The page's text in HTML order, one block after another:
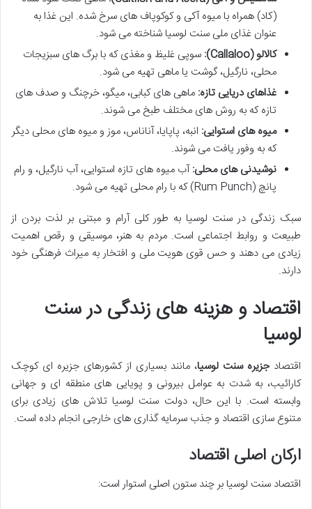
(کاد) همراه با میوه آکی و کوکوپاف های سرخ شده. این غذا به
عنوان غذای ملی سنت لوسیا شناخته می شود.
کالالو (Callaloo):
سوپی غلیظ و مغذی که با برگ های سبزیجات
محلی، نارگیل، گوشت یا ماهی تهیه می شود.
غذاهای دریایی تازه: ماهی های کبابی، میگو، خرچنگ و صدف های
تازه که به روش های مختلف طبخ می شوند.
میوه های استوایی: انبه، پاپایا، آناناس، موز و میوه های محلی دیگر
که به وفور یافت می شوند.
نوشیدنی های محلی:آب میوه های تازه استوایی، آب نارگیل، و رام
پانچ (Rum Punch) که با رام محلی تهیه می شود.
سبک زندگی در سنت لوسیا به طور کلی آرام و مبتنی بر لذت بردن از
طبیعت و روابط اجتماعی است. مردم به هنر، موسیقی و رقص اهمیت
زیادی می دهند و حس قوی هویت ملی و افتخار به میراث فرهنگی خود
دارند.
اقتصاد و هزینه های زندگی در سنت
لوسیا
اقتصادجزیره سنت لوسیا، مانند بسیاری از کشورهای جزیره ای کوچک
کارائیب، به شدت به عوامل بیرونی و پویایی های منطقه ای و جهانی
وابسته است. با این حال، دولت سنت لوسیا تلاش های زیادی برای
متنوع سازی اقتصاد و جذب سرمایه گذاری های خارجی انجام داده است.
ارکان اصلی اقتصاد
اقتصاد سنت لوسیا بر چند ستون اصلی استوار است: